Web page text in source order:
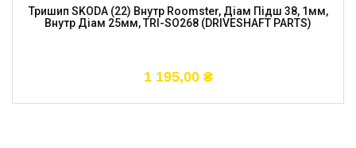
Тришип SKODA (22) Внутр Roomster, Діам Підш 38, 1мм,
Внутр Діам 25мм, TRI-SO268 (DRIVESHAFT PARTS)
1 195,00 ₴